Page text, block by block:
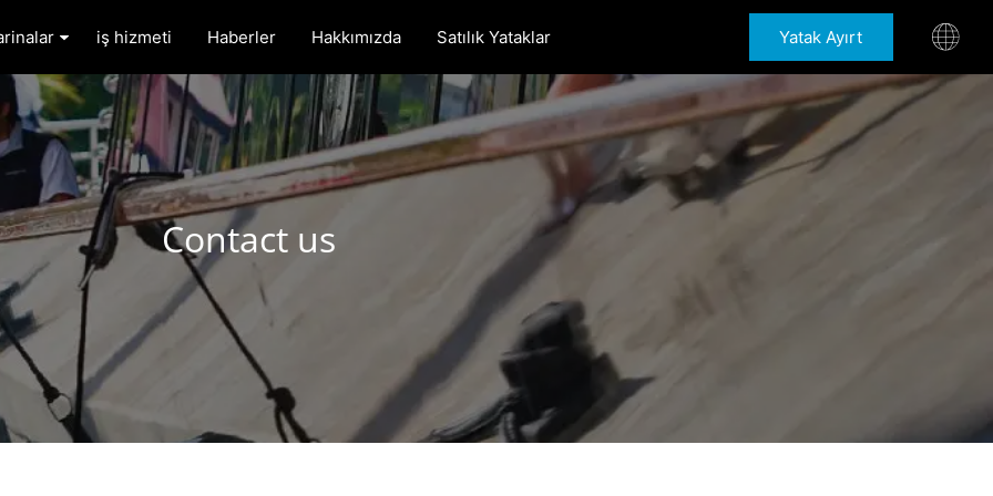
iş hizmeti Haberler Hakkımızda Satılık Yataklar Yatak Ayırt
Contact us